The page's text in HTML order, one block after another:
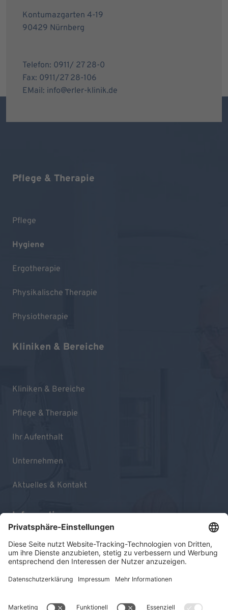
Kontumazgarten 4-19
90429 Nürnberg
Telefon: 0911/ 27 28-0
Fax: 0911/27 28-106
EMail: info@erler-klinik.de
Pflege & Therapie
Pflege
Hygiene
Ergotherapie
Physikalische Therapie
Physiotherapie
Kliniken & Bereiche
Kliniken & Bereiche
Pflege & Therapie
Ihr Aufenthalt
Unternehmen
Aktuelles & Kontakt
Informationen
Impressum